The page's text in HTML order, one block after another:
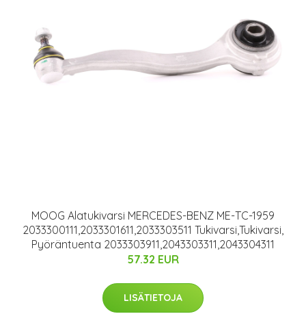
MOOG Alatukivarsi MERCEDES-BENZ ME-TC-1959
2033300111,2033301611,2033303511 Tukivarsi,Tukivarsi,
Pyöräntuenta 2033303911,2043303311,2043304311
57.32 EUR
LISÄTIETOJA